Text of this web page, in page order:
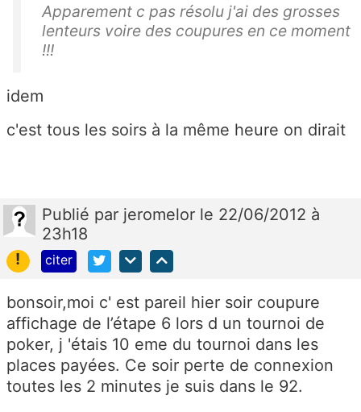
Apparement c pas résolu j'ai des grosses
lenteurs voire des coupures en ce moment
!!!
idem
c'est tous les soirs à la même heure on dirait
Publié par jeromelor le 22/06/2012 à
23h18
!
citer
bonsoir,moi c' est pareil hier soir coupure
affichage de l’étape 6 lors d un tournoi de
poker, j 'étais 10 eme du tournoi dans les
places payées. Ce soir perte de connexion
toutes les 2 minutes je suis dans le 92.